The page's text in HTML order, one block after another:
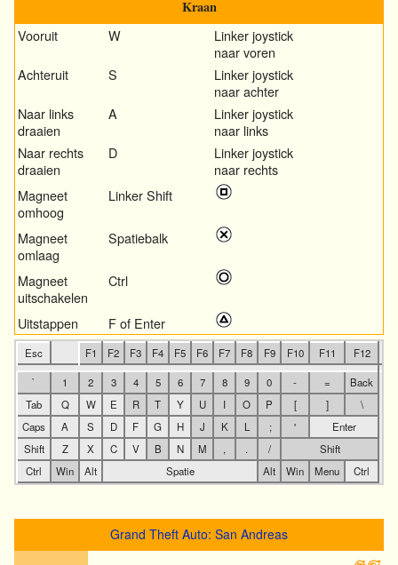
Kraan
Vooruit
W
Linker joystick
naar voren
Achteruit
S
Linker joystick
naar achter
Naar links
draaien
A
Linker joystick
naar links
Naar rechts
draaien
D
Linker joystick
naar rechts
Magneet
omhoog
Linker Shift
Magneet
omlaag
Spatiebalk
Magneet
uitschakelen
Ctrl
Uitstappen F of Enter
Esc F1 F2 F3 F4 F5 F6 F7 F8 F9 F10 F11 F12
` 1 2 3 4 5 6 7 8 9 0 - = Back
Tab
Q W E R T Y U I O P [ ]
\
Caps
A S D F G H J K L ; '
Enter
Shift
Z X C V B N M , . /
Shift
Ctrl
Win Alt Spatie Alt Win Menu Ctrl
Grand Theft Auto: San Andreas